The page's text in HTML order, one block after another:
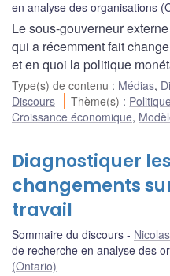
en analyse des organisations
Le sous-gouverneur
qui a récemment fait
et en quoi la politique
Type(s) de contenu : Médias,
Discours
Thème(s) :
Croissance économique,
Diagnostiquer les
changements
travail
Sommaire du discours
de recherche en analyse des
(Ontario)